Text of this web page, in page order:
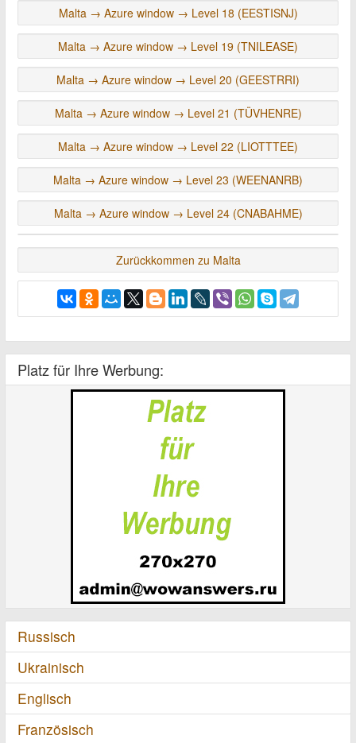
Malta → Azure window → Level 18 (EESTISNJ)
Malta → Azure window → Level 19 (TNILEASE)
Malta → Azure window → Level 20 (GEESTRRI)
Malta → Azure window → Level 21 (TÜVHENRE)
Malta → Azure window → Level 22 (LIOTTTEE)
Malta → Azure window → Level 23 (WEENANRB)
Malta → Azure window → Level 24 (CNABAHME)
Zurückkommen zu Malta
Platz für Ihre Werbung:
Russisch
Ukrainisch
Englisch
Französisch